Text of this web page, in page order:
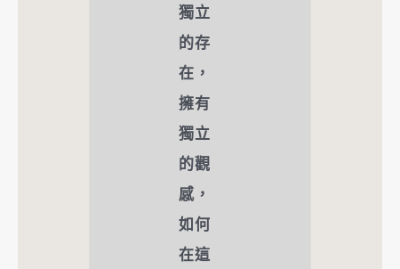
獨立
的存
在，
擁有
獨立
的觀
感，
如何
在這